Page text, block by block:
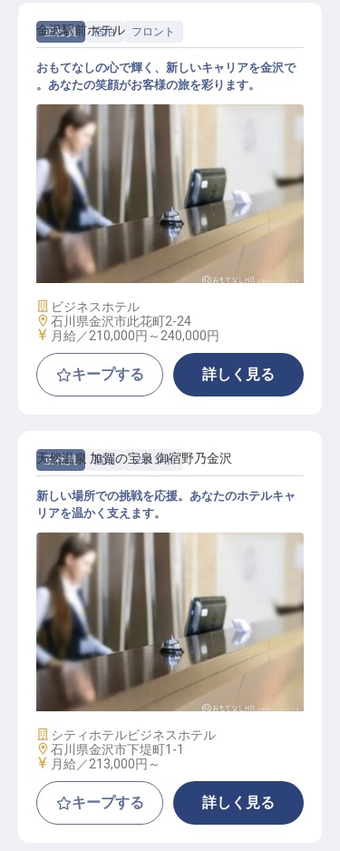
正社員 宿泊 フロント
ホテルフロントおよび客室清掃スタ
ッフ
金沢駅前ホテル
おもてなしの心で輝く、新しいキャリアを金沢で
。あなたの笑顔がお客様の旅を彩ります。
施設業態
ビジネスホテル
勤務地
石川県金沢市此花町2-24
給与
月給／210,000円～ 240,000円
キープする 詳しく見る
正社員 宿泊 フロント
フロント
天然温泉 加賀の宝泉 御宿野乃金沢
新しい場所での挑戦を応援。あなたのホテルキャ
リアを温かく支えます。
施設業態
シティホテルビジネスホテル
勤務地
石川県金沢市下堤町1-1
給与
月給／213,000円～
キープする 詳しく見る